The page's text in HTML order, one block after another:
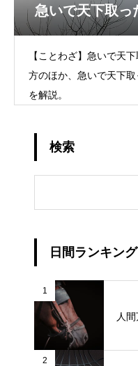
急いで天下取っ
【ことわざ】急いで天
方のほか、急いで天下
を解説。
検索
日間ランキング
1
人
2